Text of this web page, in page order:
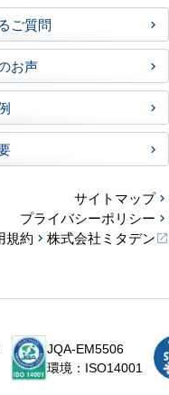
ご質問
お声
サイトマップ
プライバシーポリシー
規約
株式会社ミタデン
JQA-EM5506
環境：ISO14001